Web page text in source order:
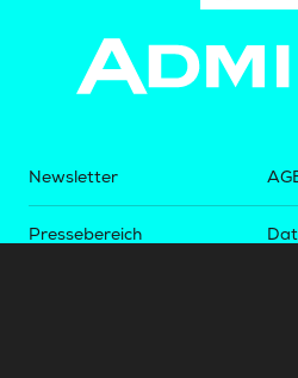
Newsletter
Pressebereich